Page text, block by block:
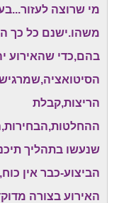
מי שרוצה
משהו.ישנם כל כך
בהם,כדי שהאירוע
הריצות,קבלת
שנעשו בתהליך
הביצוע-כבר אין
האירוע בצורה